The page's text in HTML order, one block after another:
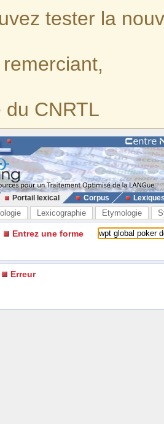
tester la
du CNRTL
Portail lexical Corpus
Lexicographie Etymologie
Entrez une forme
Erreur